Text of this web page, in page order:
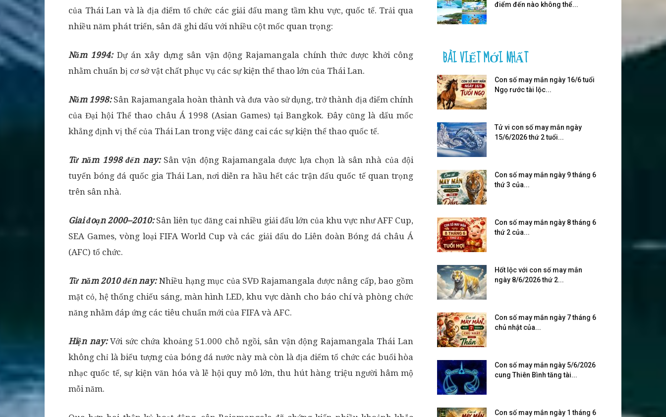
của Thái Lan và là địa điểm tổ chức các giải đấu mang tầm khu vực, quốc tế. Trải qua
nhiều năm phát triển, sân đã ghi dấu với nhiều cột mốc quan trọng:
Năm 1994:Dự án xây dựng sân vận động Rajamangala chính thức được khởi công
nhằm chuẩn bị cơ sở vật chất phục vụ các sự kiện thể thao lớn của Thái Lan.
Năm 1998: Sân Rajamangala hoàn thành và đưa vào sử dụng, trở thành địa điểm chính
của Đại hội Thể thao châu Á 1998 (Asian Games) tại Bangkok. Đây cũng là dấu mốc
khẳng định vị thế của Thái Lan trong việc đăng cai các sự kiện thể thao quốc tế.
Từ năm 1998 đến nay: Sân vận động Rajamangala được lựa chọn là sân nhà của đội
tuyển bóng đá quốc gia Thái Lan, nơi diễn ra hầu hết các trận đấu quốc tế quan trọng
trên sân nhà.
Giai đoạn 2000–2010: Sân liên tục đăng cai nhiều giải đấu lớn của khu vực như AFF Cup,
SEA Games, vòng loại FIFA World Cup và các giải đấu do Liên đoàn Bóng đá châu Á
(AFC) tổ chức.
Từ năm 2010 đến nay:Nhiều hạng mục của SVĐ Rajamangala được nâng cấp, bao gồm
mặt cỏ, hệ thống chiếu sáng, màn hình LED, khu vực dành cho báo chí và phòng chức
năng nhằm đáp ứng các tiêu chuẩn mới của FIFA và AFC.
Hiện nay:Với sức chứa khoảng 51.000 chỗ ngồi, sân vận động Rajamangala Thái Lan
không chỉ là biểu tượng của bóng đá nước này mà còn là địa điểm tổ chức các buổi hòa
nhạc quốc tế, sự kiện văn hóa và lễ hội quy mô lớn, thu hút hàng triệu người hâm mộ
mỗi năm.
điểm đến nào không thể...
BÀI VIẾT MỚI NHẤT
Con số may mắn ngày 16/6 tuổi
Ngọ rước tài lộc...
Tử vi con số may mắn ngày
15/6/2026 thứ 2 tuổi...
Con số may mắn ngày 9 tháng 6
thứ 3 của...
Con số may mắn ngày 8 tháng 6
thứ 2 của...
Hốt lộc với con số may mắn
ngày 8/6/2026 thứ 2...
Con số may mắn ngày 7 tháng 6
chủ nhật của...
Con số may mắn ngày 5/6/2026
cung Thiên Bình tăng tài...
Con số may mắn ngày 1 tháng 6